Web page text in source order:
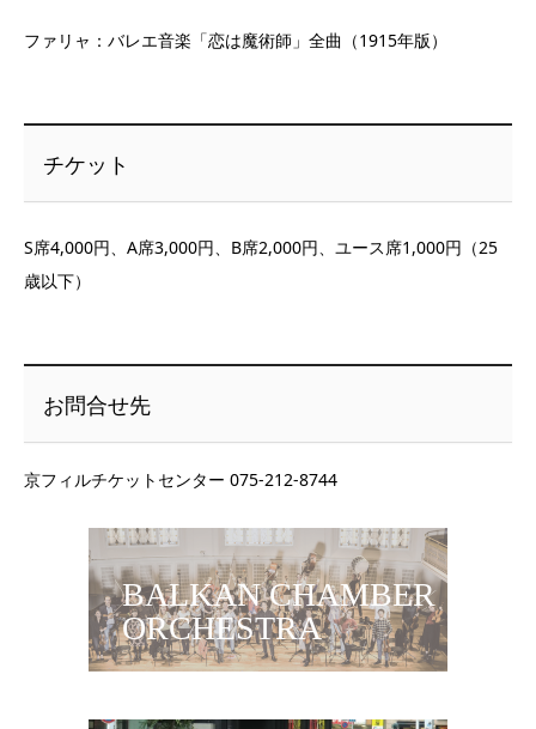
ファリャ：バレエ音楽「恋は魔術師」全曲（1915年版）
チケット
S席4,000円、A席3,000円、B席2,000円、ユース席1,000円（25
歳以下）
お問合せ先
京フィルチケットセンター 075-212-8744
BALKAN CHAMBER
ORCHESTRA